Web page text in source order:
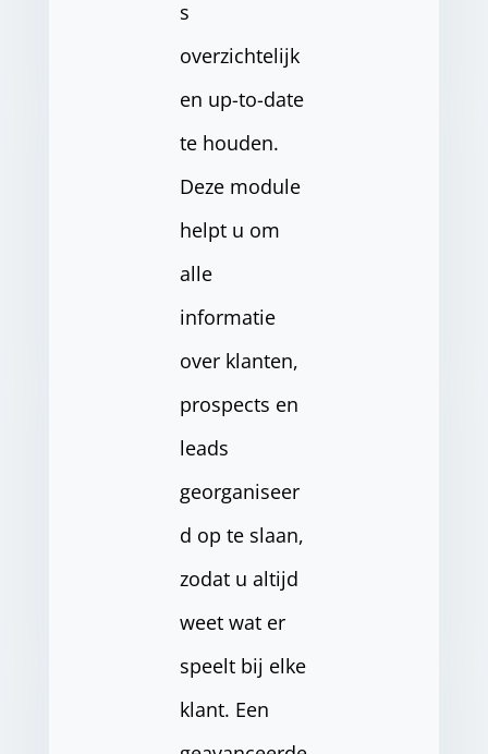
s
overzichtelijk
en up-to-date
te houden.
Deze module
helpt u om
alle
informatie
over klanten,
prospects en
leads
georganiseer
d op te slaan,
zodat u altijd
weet wat er
speelt bij elke
klant. Een